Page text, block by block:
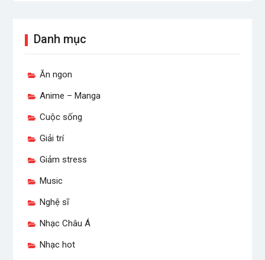
Danh mục
Ăn ngon
Anime – Manga
Cuộc sống
Giải trí
Giảm stress
Music
Nghệ sĩ
Nhạc Châu Á
Nhạc hot